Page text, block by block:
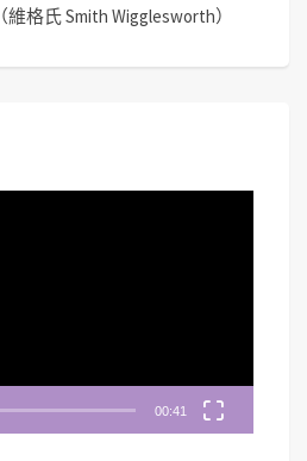
（維格氏 Smith Wigglesworth）
00:41